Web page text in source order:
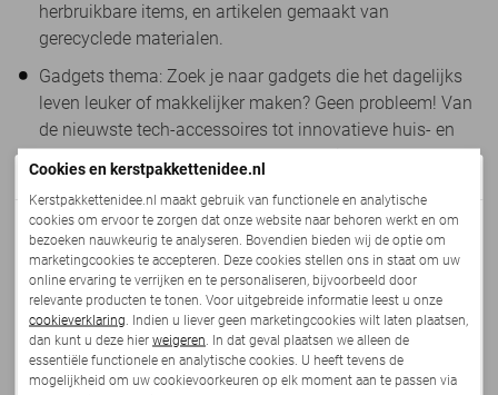
herbruikbare items, en artikelen gemaakt van
gerecyclede materialen.
Gadgets thema: Zoek je naar gadgets die het dagelijks
leven leuker of makkelijker maken? Geen probleem! Van
de nieuwste tech-accessoires tot innovatieve huis- en
keukengadgets, onze kerstpakketten zitten vol met
verrassende en praktische items.
Personalisatie: Mensen zoeken naar manieren om
kerstpakketten nog persoonlijker en relevanter te maken
voor hun collega's en relaties. Dit betekent niet alleen het
kiezen van specifieke items die aansluiten bij de
interesse van de ontvanger, maar ook het aanpassen
van de verpakking en het integreren van
gepersonaliseerde berichten of bedrijfslogo's.
De nieuwe collectie komt eraan!
We zijn druk bezig met het online zetten van ons
vernieuwde kerstpakketten aanbod.
Deze staat uiterlijkmaandag 10 augustuslive en is
vanaf dat moment te bestellen.
Met feestelijke groet,
Team:Kerstpakkettenidee.nl
Cookies en kerstpakkettenidee.nl
Kerstpakkettenidee.nl maakt gebruik van functionele en analytische
cookies om ervoor te zorgen dat onze website naar behoren werkt en om
bezoeken nauwkeurig te analyseren. Bovendien bieden wij de optie om
marketingcookies te accepteren. Deze cookies stellen ons in staat om uw
online ervaring te verrijken en te personaliseren, bijvoorbeeld door
relevante producten te tonen. Voor uitgebreide informatie leest u onze
cookieverklaring . Indien u liever geen marketingcookies wilt laten plaatsen,
dan kunt u deze hier weigeren . In dat geval plaatsen we alleen de
essentiële functionele en analytische cookies. U heeft tevens de
mogelijkheid om uw cookievoorkeuren op elk moment aan te passen via